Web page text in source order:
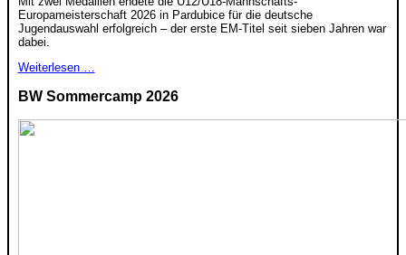
Europameisterschaft 2026 in Pardubice für die deutsche
Jugendauswahl erfolgreich – der erste EM-Titel seit sieben Jahren war
dabei.
Weiterlesen …
BW Sommercamp 2026